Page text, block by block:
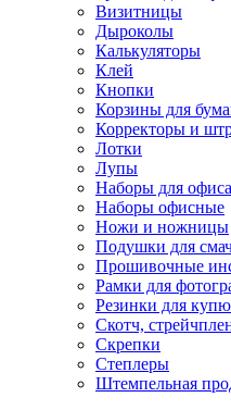
Визитницы
Дыроколы
Калькуляторы
Клей
Кнопки
Корзины для
Корректоры и
Лотки
Лупы
Наборы для офиса
Наборы офисные
Ножи и ножницы
Подушки для
Прошивочные
Рамки для
Резинки для
Скотч,
Скрепки
Степлеры
Штемпельная